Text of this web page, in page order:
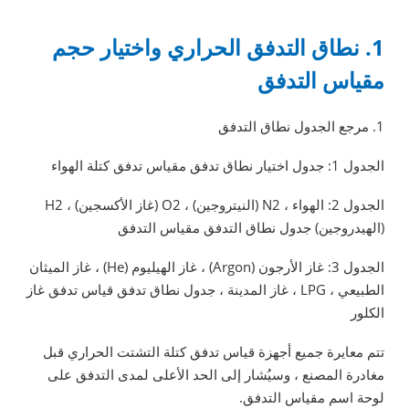
1. نطاق التدفق الحراري واختيار حجم
مقياس التدفق
1. مرجع الجدول نطاق التدفق
الجدول 1: جدول اختيار نطاق تدفق مقياس تدفق كتلة الهواء
الجدول 2: الهواء ، N2 (النيتروجين) ، O2 (غاز الأكسجين) ، H2
(الهيدروجين) جدول نطاق التدفق مقياس التدفق
الجدول 3: غاز الأرجون (Argon) ، غاز الهيليوم (He) ، غاز الميثان
الطبيعي ، LPG ، غاز المدينة ، جدول نطاق تدفق قياس تدفق غاز
الكلور
تتم معايرة جميع أجهزة قياس تدفق كتلة التشتت الحراري قبل
مغادرة المصنع ، وسيُشار إلى الحد الأعلى لمدى التدفق على
لوحة اسم مقياس التدفق.